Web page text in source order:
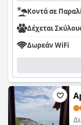
Κοντά σε
Δέχεται
Δωρεάν WiFi